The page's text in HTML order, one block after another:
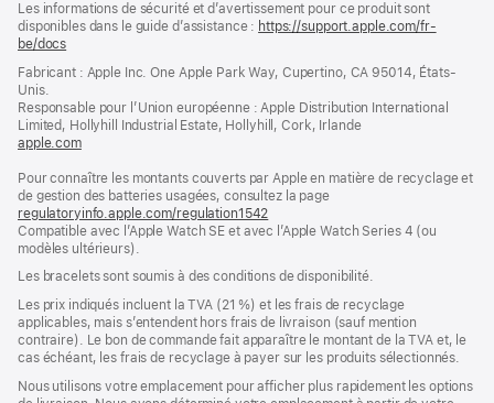
de
page
de
bas
page
Les informations de sécurité et d’avertissement pour ce produit sont
disponibles dans le guide d’assistance : https://support.apple.com/fr-
be/docs
une
fenêtre)
Fabricant : Apple Inc. One Apple Park Way, Cupertino, CA 95014, États-
Unis.
Responsable pour l’Union européenne : Apple Distribution International
Limited, Hollyhill Industrial Estate, Hollyhill, Cork, Irlande
apple.com(s’ouvre
une
nouvelle
fenêtre)
Pour connaître les montants couverts par Apple en matière de recyclage et
de gestion des batteries usagées, consultez la page
regulatoryinfo.apple.com/regulation1542
dans
nouvelle
fenêtre)
Compatible avec l’Apple Watch SE et avec l’Apple Watch Series 4 (ou
modèles ultérieurs).
Les bracelets sont soumis à des conditions de disponibilité.
Les prix indiqués incluent la TVA (21 %) et les frais de recyclage
applicables, mais s’entendent hors frais de livraison (sauf mention
contraire). Le bon de commande fait apparaître le montant de la TVA et, le
cas échéant, les frais de recyclage à payer sur les produits sélectionnés.
Nous utilisons votre emplacement pour afficher plus rapidement les options